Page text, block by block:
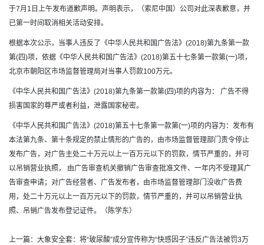
于7月1日上午发布道歉声明。声明表示，（索尼中国）公司对此深表歉意，并
已第一时间取消相关活动安排。
根据本次公示，当事人违反了《中华人民共和国广告法》(2018)第九条第一款
第(四)项，依据《中华人民共和国广告法》(2018)第五十七条第一款第(一)项，
北京市朝阳区市场监督管理局对当事人罚款100万元。
《中华人民共和国广告法》(2018)第九条第一款第(四)项的内容为： 广告不得
损害国家的尊严或者利益，泄露国家秘密。
《中华人民共和国广告法》(2018)第五十七条第一款第(一)项的内容为：发布有
本法第九条、第十条规定的禁止情形的广告的，由市场监督管理部门责令停止
发布广告，对广告主处二十万元以上一百万元以下的罚款，情节严重的，并可
以吊销营业执照， 由广告审查机关撤销广告审查批准文件、一年内不受理其广
告审查申请；对广告经营者、广告发布者，由市场监督管理部门没收广告费
用，处二十万元以上一百万元以下的罚款，情节严重的，并可以吊销营业执
照、吊销广告发布登记证件。（陈学东）
上一篇： 大象安全套：将“玻尿酸”成分宣传称为“快感因子”违反广告法被罚3万